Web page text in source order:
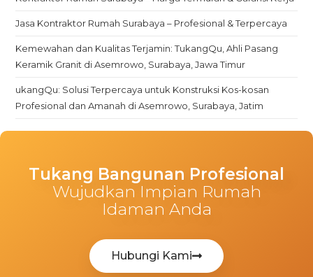
Jasa Kontraktor Rumah Surabaya – Profesional & Terpercaya
Kemewahan dan Kualitas Terjamin: TukangQu, Ahli Pasang
Keramik Granit di Asemrowo, Surabaya, Jawa Timur
ukangQu: Solusi Terpercaya untuk Konstruksi Kos-kosan
Profesional dan Amanah di Asemrowo, Surabaya, Jatim
Tukang Bangunan Profesional
Wujudkan Impian Rumah
Idaman Anda
Hubungi Kami